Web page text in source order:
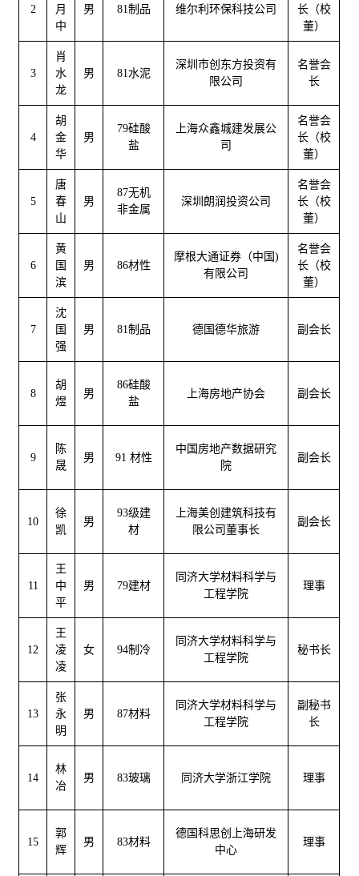
2
月
中
男 81制品 维尔利环保科技公司
长（校
董）
3
肖
水
龙
男 81水泥
深圳市创东方投资有
限公司
名誉会
长
4
胡
金
华
男
79硅酸
盐
上海众鑫城建发展公
司
名誉会
长（校
董）
5
唐
春
山
男
87无机
非金属
深圳朗润投资公司
名誉会
长（校
董）
6
黄
国
滨
男 86材性
摩根大通证券（中国)
有限公司
名誉会
长（校
董）
7
沈
国
强
男 81制品 德国德华旅游 副会长
8
胡
煜
男
86硅酸
盐
上海房地产协会 副会长
9
陈
晟
男 91 材性
中国房地产数据研究
院
副会长
10
徐
凯
男
93级建
材
上海美创建筑科技有
限公司董事长
副会长
11
王
中
平
男 79建材
同济大学材料科学与
工程学院
理事
12
王
凌
凌
女 94制冷
同济大学材料科学与
工程学院
秘书长
13
张
永
明
男 87材料
同济大学材料科学与
工程学院
副秘书
长
14
林
冶
男 83玻璃 同济大学浙江学院 理事
15
郭
辉
男 83材料
德国科思创上海研发
中心
理事